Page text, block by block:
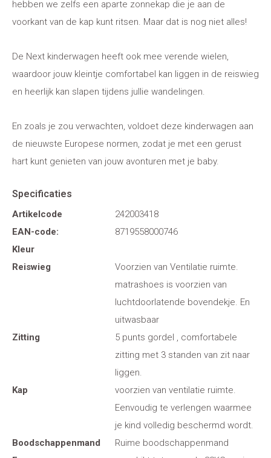
hebben we zelfs een aparte zonnekap die je aan de
voorkant van de kap kunt ritsen. Maar dat is nog niet alles!
De Next kinderwagen heeft ook mee verende wielen,
waardoor jouw kleintje comfortabel kan liggen in de reiswieg
en heerlijk kan slapen tijdens jullie wandelingen.
En zoals je zou verwachten, voldoet deze kinderwagen aan
de nieuwste Europese normen, zodat je met een gerust
hart kunt genieten van jouw avonturen met je baby.
Specificaties
Artikelcode
242003418
EAN-code:
8719558000746
Kleur
Reiswieg
Voorzien van Ventilatie ruimte.
matrashoes is voorzien van
luchtdoorlatende bovendekje. En
uitwasbaar
Zitting
5 punts gordel , comfortabele
zitting met 3 standen van zit naar
liggen.
Kap
voorzien van ventilatie ruimte.
Eenvoudig te verlengen waarmee
je kind volledig beschermd wordt.
Boodschappenmand
Ruime boodschappenmand